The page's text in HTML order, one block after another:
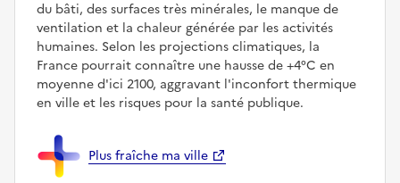
du bâti, des surfaces très minérales, le manque de
ventilation et la chaleur générée par les activités
humaines. Selon les projections climatiques, la
France pourrait connaître une hausse de +4°C en
moyenne d'ici 2100, aggravant l'inconfort thermique
en ville et les risques pour la santé publique.
Plus fraîche ma ville